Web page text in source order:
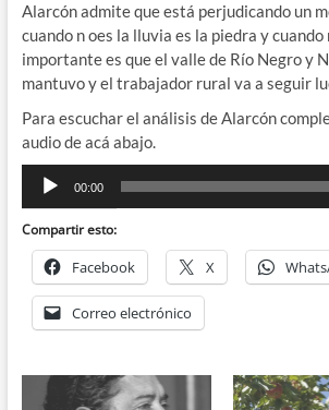
Alarcón admite que está perjudicando un
cuando n oes la lluvia es la piedra y cuando
importante es que el valle de Río Negro y
mantuvo y el trabajador rural va a seguir
Para escuchar el análisis de Alarcón
audio de acá abajo.
Reproductor
audio
00:00
Compartir esto:
Facebook X
Correo electrónico